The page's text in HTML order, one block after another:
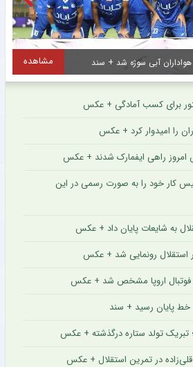
تمرین سپاهان + عکس مشاهده
برای کسب آمادگی + عکس
را امیدوار کرد + عکس
امروز راهی ایفمارک شدند + عکس
کار خود را به صورت رسمی در این
به شایعات پایان داد + عکس
استقلال رونمایی شد + عکس
اروپا مشخص شد + عکس
خط پایان رسید + سند
تبریک تولد ستاره درگذشته + عکس
در تمرین استقلال + عکس